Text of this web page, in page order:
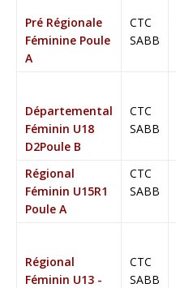
Pré Régionale
Féminine Poule
A
CTC
SABB
Départemental
Féminin U18
D2Poule B
CTC
SABB
Régional
Féminin U15R1
Poule A
CTC
SABB
Régional
Féminin U13 -
CTC
SABB